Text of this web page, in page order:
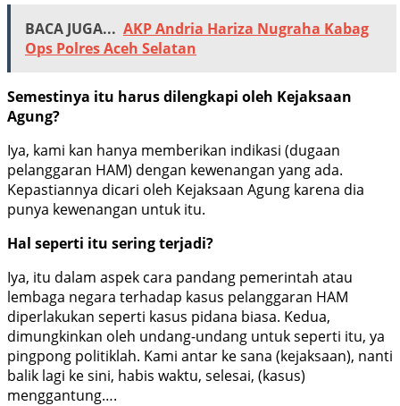
BACA JUGA... AKP Andria Hariza Nugraha Kabag
Ops Polres Aceh Selatan
Semestinya itu harus dilengkapi oleh Kejaksaan
Agung?
Iya, kami kan hanya memberikan indikasi (dugaan
pelanggaran HAM) dengan kewenangan yang ada.
Kepastiannya dicari oleh Kejaksaan Agung karena dia
punya kewenangan untuk itu.
Hal seperti itu sering terjadi?
Iya, itu dalam aspek cara pandang pemerintah atau
lembaga negara terhadap kasus pelanggaran HAM
diperlakukan seperti kasus pidana biasa. Kedua,
dimungkinkan oleh undang-undang untuk seperti itu, ya
pingpong politiklah. Kami antar ke sana (kejaksaan), nanti
balik lagi ke sini, habis waktu, selesai, (kasus)
menggantung….